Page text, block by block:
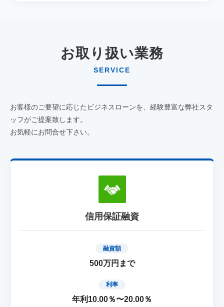
お取り扱い業務
SERVICE
お客様のご要望に応じたビジネスローンを、経験豊富な弊社スタ
ッフがご提案致します。
お気軽にお問合せ下さい。
信用保証融資
融資額
500万円まで
利率
年利10.00％〜20.00％